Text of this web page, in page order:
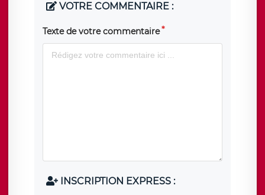
VOTRE COMMENTAIRE :
Texte de votre commentaire
INSCRIPTION EXPRESS :